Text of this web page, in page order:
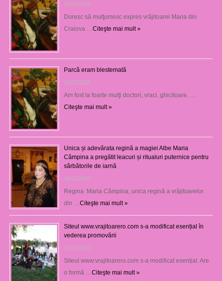
13/03/2025
Doresc să mulţumesc expres vrăjitoarei Maria din
Craiova … Citeşte mai mult »
Parcă eram blestemată
12/03/2025
Am fost la foarte mulţi doctori, vraci, ghicitoare, …
Citeşte mai mult »
Unica și adevărata regină a magiei Albe Maria
Câmpina a pregătit leacuri și ritualuri puternice pentru
sărbătorile de iarnă
26/12/2023
Regina Maria Câmpina, unica regină a vrăjitoarelor
din … Citeşte mai mult »
Siteul www.vrajitoarero.com s-a modificat esențial în
vederea promovării
07/12/2023
Siteul www.vrajitoarero.com s-a modificat esențial. Are
o formă … Citeşte mai mult »